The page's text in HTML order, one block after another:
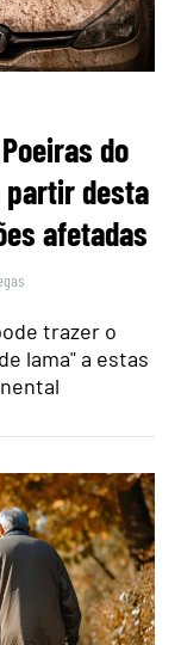
do
partir desta
afetadas
trazer o
lama" a estas